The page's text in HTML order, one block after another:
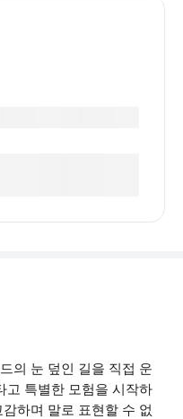
의 눈 덮인 길을 직접 운
고 특별한 모험을 시작하
하며 말로 표현할 수 없